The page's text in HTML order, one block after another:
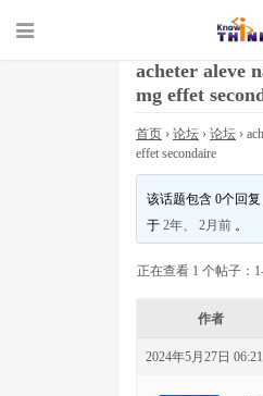
acheter aleve
mg effet
首页 › 论坛 › 论坛 ›
effet secondaire
该话题包含 0个回
于2年、 2月前 。
正在查看 1 个帖子：
作者
2024年5月27日 06:21